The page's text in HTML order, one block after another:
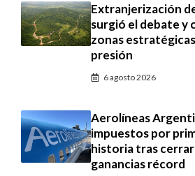
Extranjerización
surgió el debate y
zonas
presión
6 agosto 2026
Aerolíneas
impuestos por
historia tras
ganancias récord